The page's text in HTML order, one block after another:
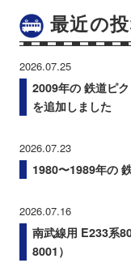
最近の
2026.07.25
2009年の 鉄道ピ
を追加しました
2026.07.23
1980〜1989年の
2026.07.16
南武線用 E233系
8001）